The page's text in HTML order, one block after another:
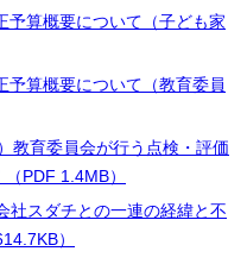
予算概要について（子ども家
予算概要について（教育委員
教育委員会が行う点検・評価
PDF 1.4MB）
社スダチとの一連の経緯と不
）